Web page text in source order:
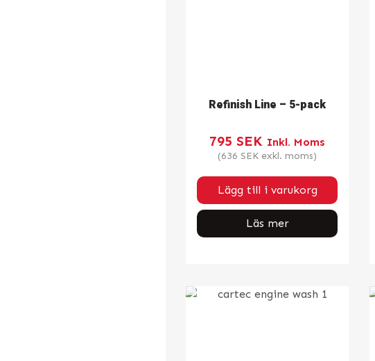
Refinish Line – 5-pack
795 SEK Inkl. Moms
(636 SEK exkl. moms)
Lägg till i varukorg
Läs mer